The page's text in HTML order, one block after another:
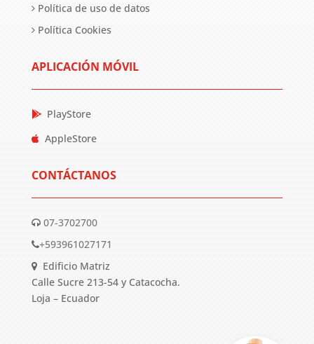
Política de uso de datos
Política Cookies
APLICACIÓN MÓVIL
PlayStore
AppleStore
CONTÁCTANOS
07-3702700
+593961027171
Edificio Matriz
Calle Sucre 213-54 y Catacocha.
Loja – Ecuador